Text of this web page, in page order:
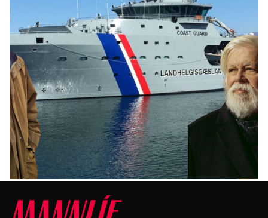
INNLENT
Hæðst að frétt Morgunblaðsins